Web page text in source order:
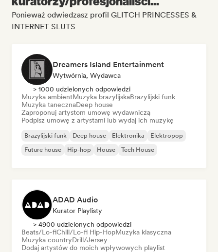
Ponieważ odwiedzasz profil GLITCH PRINCESSES &
INTERNET SLUTS
Dreamers Island Entertainment
Wytwórnia, Wydawca
> 1000 udzielonych odpowiedzi
Muzyka ambientMuzyka brazylijskaBrazylijski funk
Muzyka tanecznaDeep house
Zaproponuj artystom umowę wydawniczą
Podpisz umowę z artystami lub wydaj ich muzykę
Brazylijski funk Deep house Elektronika
Elektropop
Future house
Hip-hop House Tech House
ADAD Audio
Kurator Playlisty
> 4900 udzielonych odpowiedzi
Beats/Lo-fiChill/Lo-fi Hip-HopMuzyka klasyczna
Muzyka countryDrill/Jersey
Dodaj artystów do moich wpływowych playlist